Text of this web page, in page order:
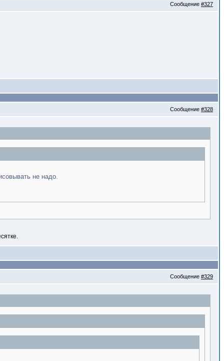
Сообщение #327
Сообщение #328
не надо.
Сообщение #329